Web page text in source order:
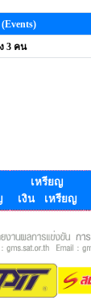
3 คน
เหรียญ
เงิน เหรียญ